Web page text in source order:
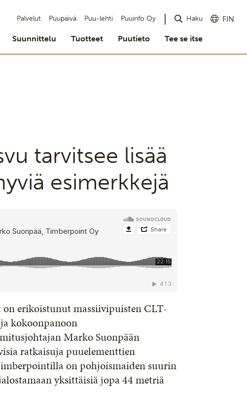
Palvelut Puupäivä Puu-lehti Puuinfo Oy Haku FIN
Suunnittelu Tuotteet Puutieto Tee se itse
tarvitsee lisää
esimerkkejä
erikoistunut massiivipuisten CLT-
kokoonpanoon
Marko Suonpään
ratkaisuja puuelementtien
on pohjoismaiden suurin
yksittäisiä jopa 44 metriä